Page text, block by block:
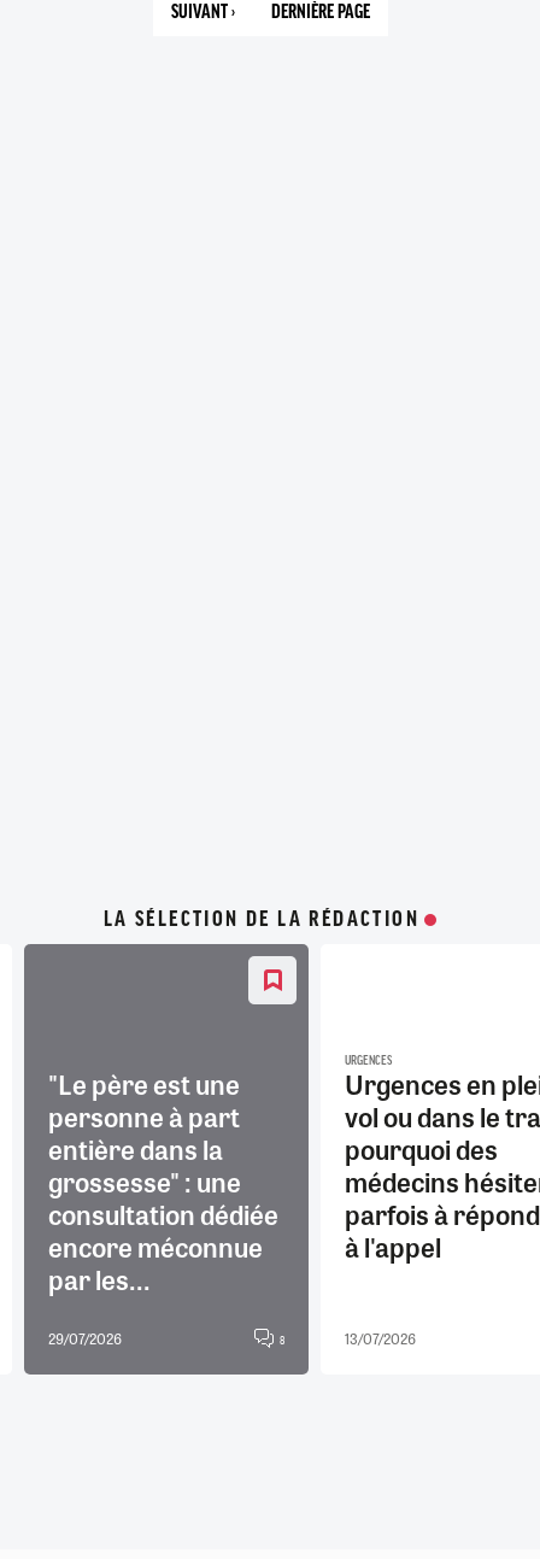
PAGE
SUIVANT › DERNIÈRE PAGE
18
LA SÉLECTION DE LA RÉDACTION
"Le père est une
personne à part
entière dans la
grossesse" : une
consultation dédiée
encore méconnue
par les...
29/07/2026 8
URGENCES
Urgences en
vol ou dans le
pourquoi des
médecins
parfois à
à l'appel
13/07/2026